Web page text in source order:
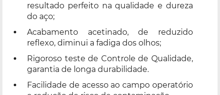
resultado perfeito na qualidade e dureza
do aço;
Acabamento acetinado, de reduzido
reflexo, diminui a fadiga dos olhos;
Rigoroso teste de Controle de Qualidade,
garantia de longa durabilidade.
Facilidade de acesso ao campo operatório